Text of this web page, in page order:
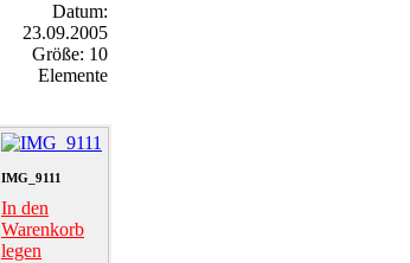
Datum:
23.09.2005
Größe: 10
Elemente
IMG_9111
In den
Warenkorb
legen